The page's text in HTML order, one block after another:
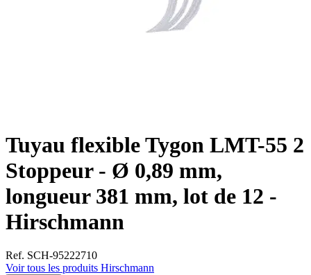
Tuyau flexible Tygon LMT-55 2
Stoppeur - Ø 0,89 mm,
longueur 381 mm, lot de 12 -
Hirschmann
Ref. SCH-95222710
Voir tous les produits Hirschmann